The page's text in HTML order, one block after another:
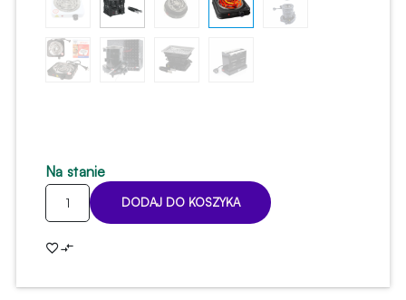
Na stanie
ilość
Rozpalarka
klasyczna
DODAJ DO KOSZYKA